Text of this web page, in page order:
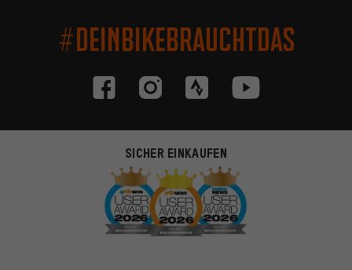
#DEINBIKEBRAUCHTDAS
SICHER EINKAUFEN